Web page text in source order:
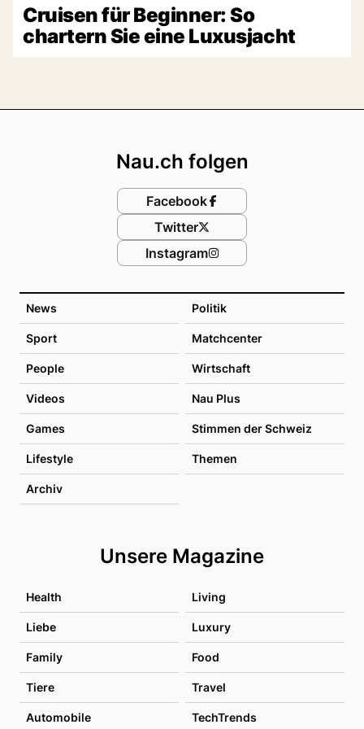
Cruisen für Beginner: So
chartern Sie eine Luxusjacht
News Politik
Sport Matchcenter
People Wirtschaft
Videos Nau Plus
Games Stimmen der Schweiz
Lifestyle Themen
Archiv
Unsere Magazine
Health Living
Liebe Luxury
Family Food
Tiere Travel
Automobile TechTrends
Nau.ch folgen
Facebook
Twitter
Instagram